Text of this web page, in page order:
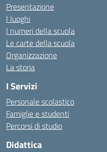
Presentazione
I luoghi
I numeri della scuola
Le carte della scuola
Organizzazione
La storia
I Servizi
Personale scolastico
Famiglie e studenti
Percorsi di studio
Didattica